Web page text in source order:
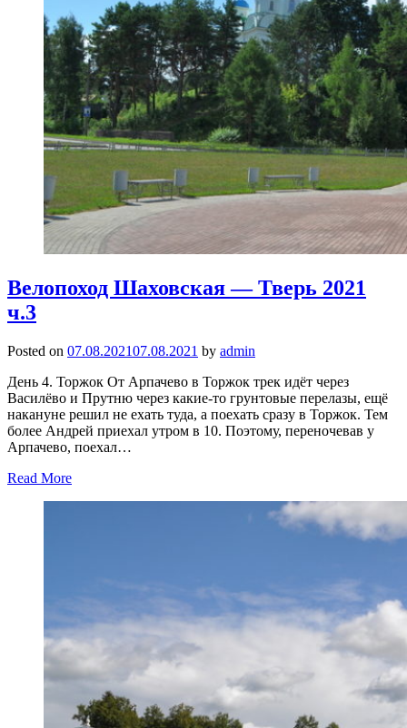
Велопоход Шаховская — Тверь 2021
ч.3
Posted on 07.08.202107.08.2021 by admin
День 4. Торжок От Арпачево в Торжок трек идёт через
Василёво и Прутню через какие-то грунтовые перелазы, ещё
накануне решил не ехать туда, а поехать сразу в Торжок. Тем
более Андрей приехал утром в 10. Поэтому, переночевав у
Арпачево, поехал…
Read More